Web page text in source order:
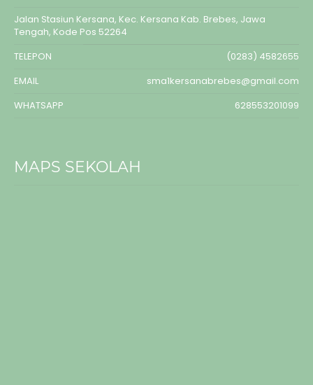
Jalan Stasiun Kersana, Kec. Kersana Kab. Brebes, Jawa
Tengah, Kode Pos 52264
TELEPON
(0283) 4582655
EMAIL
sma1kersanabrebes@gmail.com
WHATSAPP
628553201099
MAPS SEKOLAH